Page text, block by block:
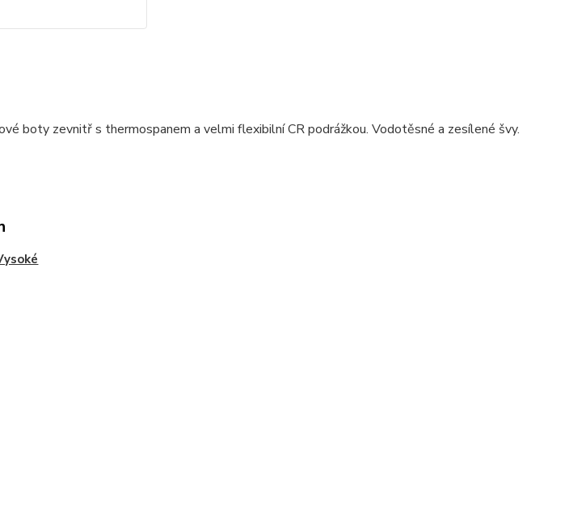
boty zevnitř s thermospanem a velmi flexibilní CR podrážkou. Vodotěsné a zesílené švy.